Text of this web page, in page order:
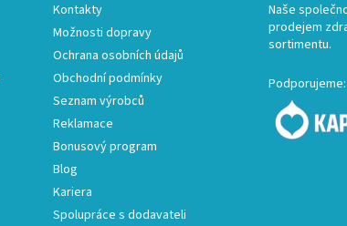
Kontakty
Možnosti dopravy
Ochrana osobních údajů
Obchodní podmínky
Seznam výrobců
Reklamace
Bonusový program
Blog
Kariera
Spolupráce s dodavateli
Naše
prodejem
sortimentu.
Podporujeme: